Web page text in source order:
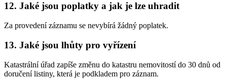
12. Jaké jsou poplatky a jak je lze uhradit
Za provedení záznamu se nevybírá žádný poplatek.
13. Jaké jsou lhůty pro vyřízení
Katastrální úřad zapíše změnu do katastru nemovitostí do 30 dnů od
doručení listiny, která je podkladem pro záznam.